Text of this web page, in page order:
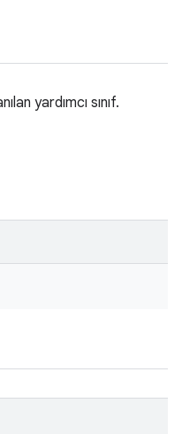
yardımcı sınıf.